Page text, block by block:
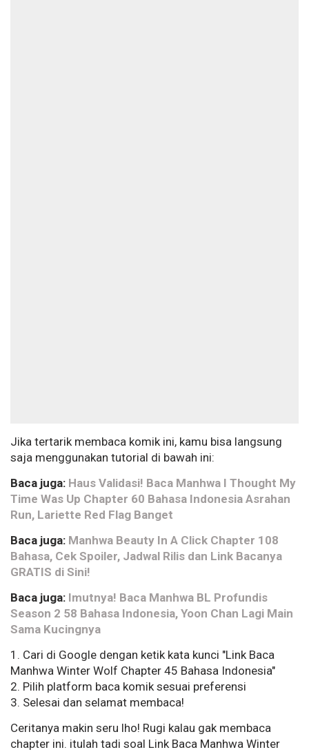
Jika tertarik membaca komik ini, kamu bisa langsung
saja menggunakan tutorial di bawah ini:
Baca juga: Haus Validasi! Baca Manhwa I Thought My
Time Was Up Chapter 60 Bahasa Indonesia Asrahan
Run, Lariette Red Flag Banget
Baca juga: Manhwa Beauty In A Click Chapter 108
Bahasa, Cek Spoiler, Jadwal Rilis dan Link Bacanya
GRATIS di Sini!
Baca juga: Imutnya! Baca Manhwa BL Profundis
Season 2 58 Bahasa Indonesia, Yoon Chan Lagi Main
Sama Kucingnya
1. Cari di Google dengan ketik kata kunci "Link Baca
Manhwa Winter Wolf Chapter 45 Bahasa Indonesia"
2. Pilih platform baca komik sesuai preferensi
3. Selesai dan selamat membaca!
Ceritanya makin seru lho! Rugi kalau gak membaca
chapter ini. itulah tadi soal Link Baca Manhwa Winter